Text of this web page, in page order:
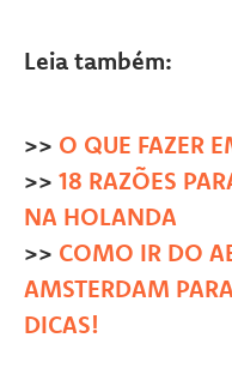
Leia também:
>> O QUE FAZER
>> 18 RAZÕES
NA HOLANDA
>> COMO IR DO
AMSTERDAM
DICAS!